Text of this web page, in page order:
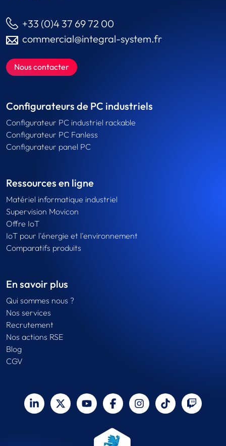
+33 (0)4 37 69 72 00
commercial@integral-system.fr
Nous contacter
Configurateurs de PC industriels
Configurateur PC industriel rackable
Configurateur PC Fanless
Configurateur panel PC
Ressources en ligne
Matériel informatique industriel
Supervision Movicon
Offre IoT
IoT pour l'énergie et l'environnement
Comparatifs produits
En savoir plus
Qui sommes nous ?
Nos services
Recrutement
Nos actions RSE
Blog
CGV